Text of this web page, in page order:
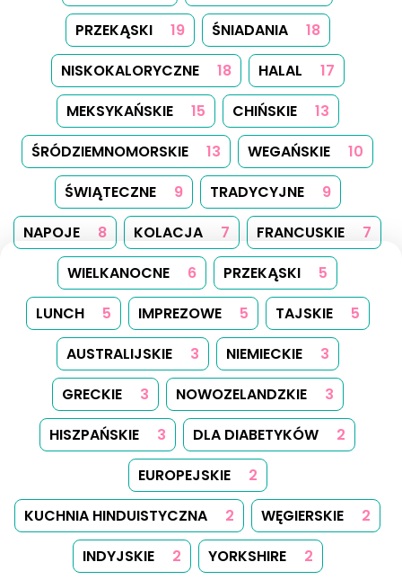
PRZEKĄSKI
19 ŚNIADANIA
18
NISKOKALORYCZNE
18 HALAL
17
MEKSYKAŃSKIE
15 CHIŃSKIE
13
ŚRÓDZIEMNOMORSKIE
13 WEGAŃSKIE
10
ŚWIĄTECZNE
9 TRADYCYJNE
9
NAPOJE
8 KOLACJA 7 FRANCUSKIE
7
WIELKANOCNE
6 PRZEKĄSKI
5
LUNCH
5 IMPREZOWE 5 TAJSKIE
5
AUSTRALIJSKIE
3 NIEMIECKIE
3
GRECKIE
3 NOWOZELANDZKIE
3
HISZPAŃSKIE
3 DLA DIABETYKÓW
2
EUROPEJSKIE
2
KUCHNIA HINDUISTYCZNA
2 WĘGIERSKIE
2
INDYJSKIE
2 YORKSHIRE
2